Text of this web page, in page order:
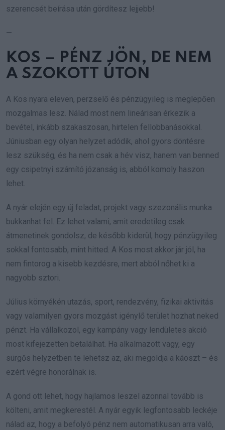
szerencsét beírása után gördítesz lejjebb!
—
KOS – PÉNZ JÖN, DE NEM
A SZOKOTT ÚTON
A Kos nyara eleven, perzselő és pénzügyileg is meglepően
mozgalmas lesz. Nálad most nem lineárisan érkezik a
bevétel, inkább szakaszosan, hirtelen fellobbanásokkal.
Júniusban egy olyan helyzet adódik, ahol gyors döntésre
lesz szükség, és ha nem csak a hév visz, hanem van benned
egy csipetnyi számító józanság is, abból komoly haszon
lehet.
A nyár elején egy új feladat, projekt vagy szezonális munka
bukkanhat fel. Ez lehet valami, amit eredetileg csak
átmenetinek gondolsz, de később kiderül, hogy pénzügyileg
sokkal fontosabb, mint hitted. A Kos most akkor jár jól, ha
nem fintorog a kisebb kezdésre, mert abból nőhet ki a
nagyobb sztori.
Július környékén utazás, sport, rendezvény, fizikai aktivitás
vagy valamilyen gyors mozgást igénylő terület hozhat neked
pénzt. Ha vállalkozol, egy kampány vagy lendületes akció
most kifejezetten betalálhat. Ha alkalmazott vagy, egy
sürgős helyzetben te lehetsz az, aki megoldja a káoszt – és
ezért végre honorálnak is.
A gond ott lehet, hogy hajlamos leszel azonnal tovább is
költeni, amit megkerestél. A nyár egyik legfontosabb leckéje
nálad az, hogy a befolyó pénz nem automatikusan arra való,